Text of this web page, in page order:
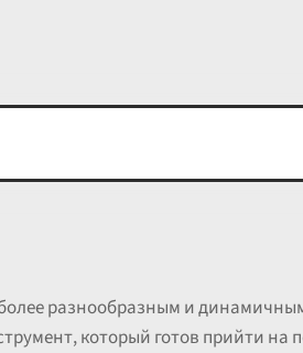
разнообразным и
который готов прийти на